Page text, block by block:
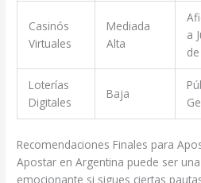
Casinós
Virtuales
Mediada
Alta
a
Loterías
Digitales
Baja
Recomendaciones Finales para
Apostar en Argentina puede ser
emocionante si sigues ciertas